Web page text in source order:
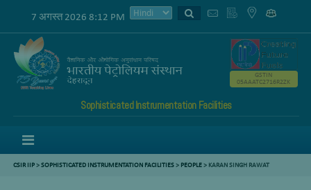
7 अगस्त 2026 8:12 PM
Sophisticated Instrumentation Facilities
GSTIN
05AAATC2716R2ZK
CSIR IIP>SOPHISTICATED INSTRUMENTATION FACILITIES> PEOPLE> KARAN SINGH RAWAT